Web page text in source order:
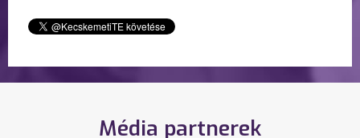
Média partnerek